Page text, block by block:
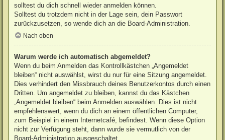
solltest du dich schnell wieder anmelden können.
Solltest du trotzdem nicht in der Lage sein, dein Passwort
zurückzusetzen, so wende dich an die Board-Administration.
Nach oben
Warum werde ich automatisch abgemeldet?
Wenn du beim Anmelden das Kontrollkästchen „Angemeldet
bleiben“ nicht auswählst, wirst du nur für eine Sitzung angemeldet.
Dies verhindert den Missbrauch deines Benutzerkontos durch einen
Dritten. Um angemeldet zu bleiben, kannst du das Kästchen
„Angemeldet bleiben“ beim Anmelden auswählen. Dies ist nicht
empfehlenswert, wenn du dich an einem öffentlichen Computer,
zum Beispiel in einem Internetcafé, befindest. Wenn diese Option
nicht zur Verfügung steht, dann wurde sie vermutlich von der
Board-Administration ausgeschaltet.